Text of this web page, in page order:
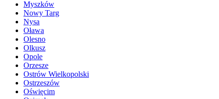
Myszków
Nowy Targ
Nysa
Oława
Olesno
Olkusz
Opole
Orzesze
Ostrów Wielkopolski
Ostrzeszów
Oświęcim